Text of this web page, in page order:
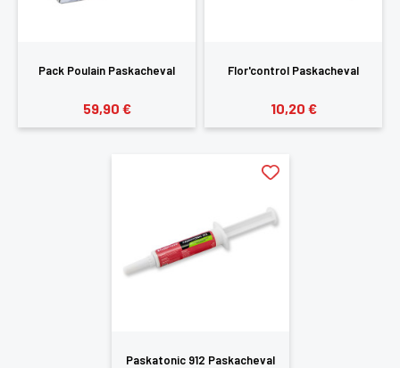
Pack Poulain Paskacheval
59,90 €
Flor'control Paskacheval
10,20 €
Paskatonic 912 Paskacheval